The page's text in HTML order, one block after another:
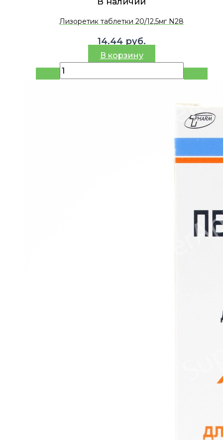
Лизоретик таблетки 20/12,5мг N28
14.44 руб.
В корзину